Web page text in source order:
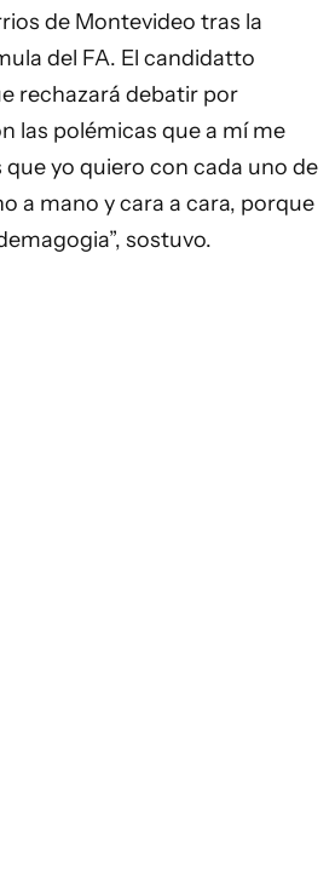
de Montevideo tras la
del FA. El candidatto
rechazará debatir por
las polémicas que a mí me
yo quiero con cada uno de
a mano y cara a cara, porque
sostuvo.